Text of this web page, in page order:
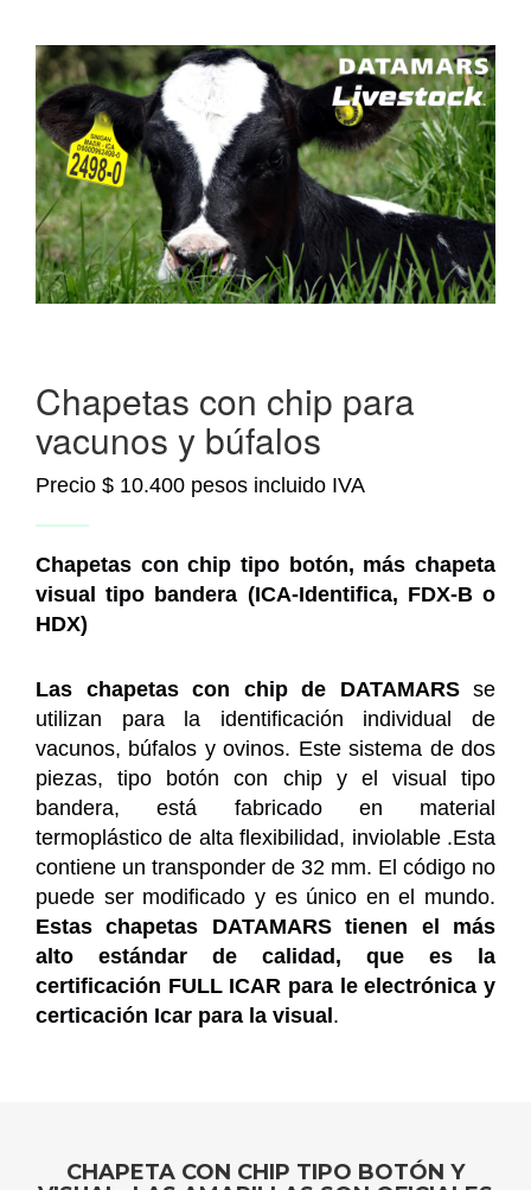
Chapetas con chip para
vacunos y búfalos
Precio $ 10.400 pesos incluido IVA
Chapetas con chip tipo botón, más chapeta
visual tipo bandera (ICA-Identifica, FDX-B o
HDX)
Las chapetas con chip de DATAMARSse
utilizan para la identificación individual de
vacunos, búfalos y ovinos. Este sistema de dos
piezas, tipo botón con chip y el visual tipo
bandera, está fabricado en material
termoplástico de alta flexibilidad, inviolable .Esta
contiene un transponder de 32 mm. El código no
puede ser modificado y es único en el mundo.
Estas chapetas DATAMARS tienen el más
alto estándar de calidad, que es la
certificación FULL ICAR para le electrónica y
certicación Icar para la visual.
CHAPETA CON CHIP TIPO BOTÓN Y